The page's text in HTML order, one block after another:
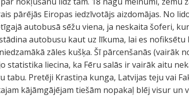
pārējās Eiropas iedzīvotājs aizdomājas. No
autobusā sēžu viena, ja neskaita šoferi,
autobusu kaut uz līkuma, lai es
zāles kušķa. Šī pārcenšanās (vairāk
statistika liecina, ka Fēru salās ir vairāk aitu
tabu. Pretēji Krastiņa kunga, Latvijas teju vai
kājāmgājējam tiešām nopakaļ blēj visur un